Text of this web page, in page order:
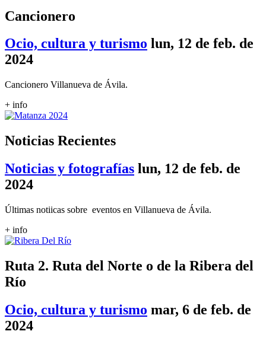
Cancionero
Ocio, cultura y turismo lun, 12 de feb. de
2024
Cancionero Villanueva de Ávila.
+ info
Noticias Recientes
Noticias y fotografías lun, 12 de feb. de
2024
Últimas notiicas sobre eventos en Villanueva de Ávila.
+ info
Ruta 2. Ruta del Norte o de la Ribera del
Río
Ocio, cultura y turismo mar, 6 de feb. de
2024